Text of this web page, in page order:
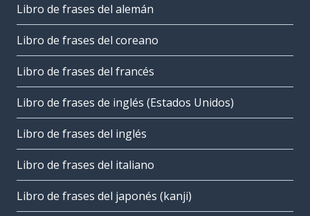
Libro de frases del alemán
Libro de frases del coreano
Libro de frases del francés
Libro de frases de inglés (Estados Unidos)
Libro de frases del inglés
Libro de frases del italiano
Libro de frases del japonés (kanji)